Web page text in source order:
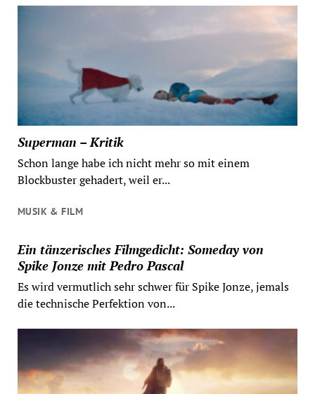
Superman – Kritik
Schon lange habe ich nicht mehr so mit einem
Blockbuster gehadert, weil er...
MUSIK & FILM
Ein tänzerisches Filmgedicht: Someday von
Spike Jonze mit Pedro Pascal
Es wird vermutlich sehr schwer für Spike Jonze, jemals
die technische Perfektion von...